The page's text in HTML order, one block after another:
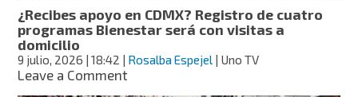
Zacatecas,
checa
cómo
¿Recibes apoyo en CDMX? Registro de cuatro
programas Bienestar será con visitas a
domicilio
9 julio, 2026 | 18:42 | Rosalba Espejel | Uno TV
Leave a Commenton